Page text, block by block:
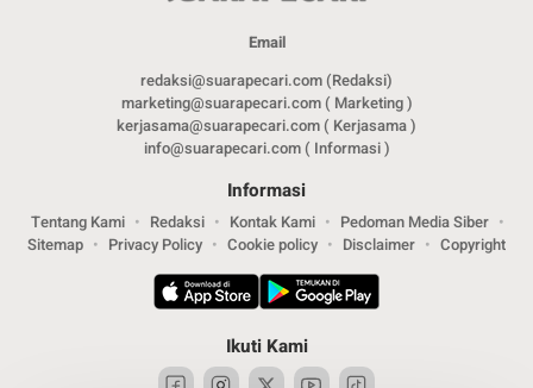
Email
redaksi@suarapecari.com (Redaksi)
marketing@suarapecari.com ( Marketing )
kerjasama@suarapecari.com ( Kerjasama )
info@suarapecari.com ( Informasi )
Informasi
Tentang Kami Redaksi Kontak Kami
Pedoman Media Siber
Sitemap
Privacy Policy Cookie policy Disclaimer Copyright
Ikuti Kami